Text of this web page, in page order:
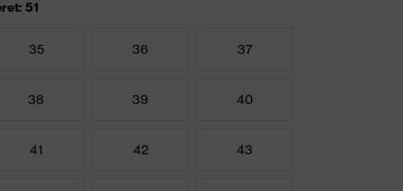
51
35 36 37
38 39 40
41 42 43